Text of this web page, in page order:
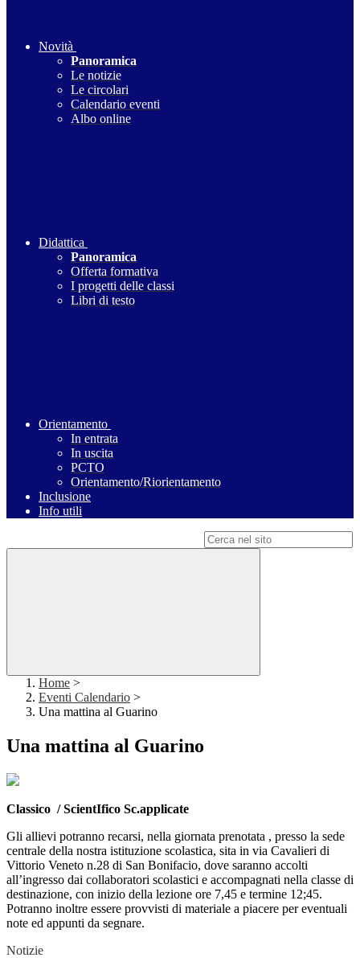
Novità
Panoramica
Le notizie
Le circolari
Calendario eventi
Albo online
Didattica
Panoramica
Offerta formativa
I progetti delle classi
Libri di testo
Orientamento
In entrata
In uscita
PCTO
Orientamento/Riorientamento
Inclusione
Info utili
Home >
Eventi Calendario >
Una mattina al Guarino
Una mattina al Guarino
Classico / ScientIfico Sc.applicate
Gli allievi potranno recarsi, nella giornata prenotata , presso la sede
centrale della nostra istituzione scolastica, sita in via Cavalieri di
Vittorio Veneto n.28 di San Bonifacio, dove saranno accolti
all’ingresso dai collaboratori scolastici e accompagnati nella classe di
destinazione, con inizio della lezione ore 7,45 e termine 12;45.
Potranno inoltre essere provvisti di materiale a piacere per eventuali
note ed appunti da segnare.
Notizie